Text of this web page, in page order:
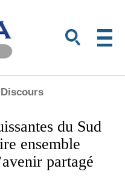
Discours
du Sud
ensemble
partagé